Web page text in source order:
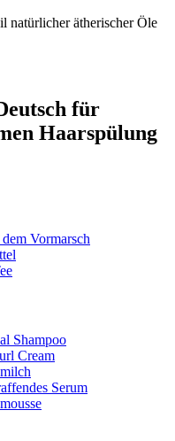
natürlicher ätherischer Öle
für
Haarspülung
Vormarsch
Shampoo
Cream
Serum